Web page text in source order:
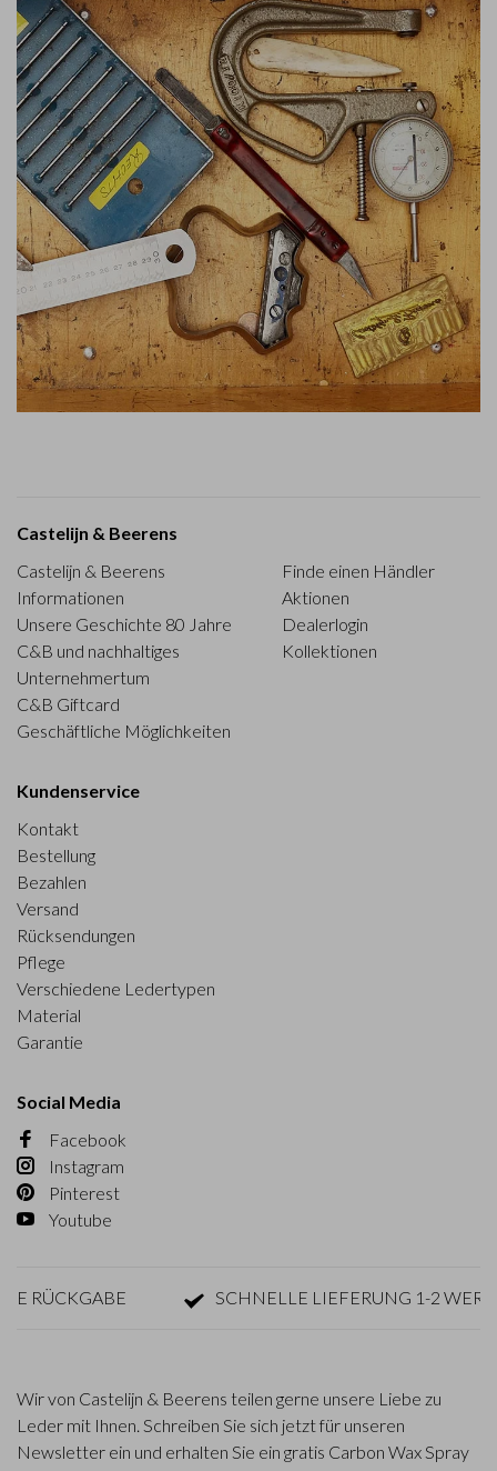
Castelijn & Beerens
Castelijn & Beerens
Informationen
Unsere Geschichte 80 Jahre
C&B und nachhaltiges
Unternehmertum
C&B Giftcard
Geschäftliche Möglichkeiten
Finde einen Händler
Aktionen
Dealerlogin
Kollektionen
Kundenservice
Kontakt
Bestellung
Bezahlen
Versand
Rücksendungen
Pflege
Verschiedene Ledertypen
Material
Garantie
Social Media
Facebook
Instagram
Pinterest
Youtube
SCHNELLE LIEFERUNG 1-2
Wir von Castelijn & Beerens teilen gerne unsere Liebe zu
Leder mit Ihnen. Schreiben Sie sich jetzt für unseren
Newsletter ein und erhalten Sie ein gratis Carbon Wax Spray